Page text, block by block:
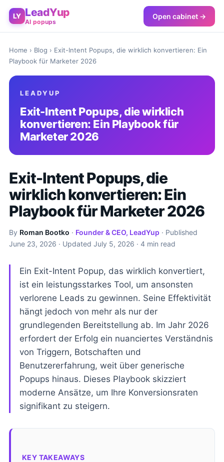
LY LeadYup
AI popups
Open cabinet →
Home › Blog › Exit-Intent Popups, die wirklich konvertieren: Ein
Playbook für Marketer 2026
LEADYUP
Exit-Intent Popups, die wirklich
konvertieren: Ein Playbook für
Marketer 2026
Exit-Intent Popups, die
wirklich konvertieren: Ein
Playbook für Marketer 2026
By Roman Bootko · Founder & CEO, LeadYup · Published
June 23, 2026 · Updated July 5, 2026 · 4 min read
Ein Exit-Intent Popup, das wirklich konvertiert,
ist ein leistungsstarkes Tool, um ansonsten
verlorene Leads zu gewinnen. Seine Effektivität
hängt jedoch von mehr als nur der
grundlegenden Bereitstellung ab. Im Jahr 2026
erfordert der Erfolg ein nuanciertes Verständnis
von Triggern, Botschaften und
Benutzererfahrung, weit über generische
Popups hinaus. Dieses Playbook skizziert
moderne Ansätze, um Ihre Konversionsraten
signifikant zu steigern.
KEY TAKEAWAYS